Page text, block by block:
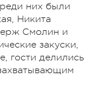
них были
Никита
Смолин и
закуски,
гости делились